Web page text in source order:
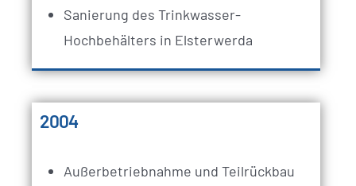
Sanierung des Trinkwasser-
Hochbehälters in Elsterwerda
2004
Außerbetriebnahme und Teilrückbau